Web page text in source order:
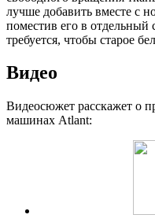
лучше добавить вместе с
поместив его в
требуется, чтобы старое
Видео
Видеосюжет расскажет о
машинах Atlant: